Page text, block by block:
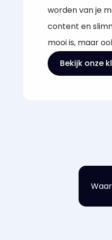
worden van je
content en
mooi is, maar
Bekijk onze